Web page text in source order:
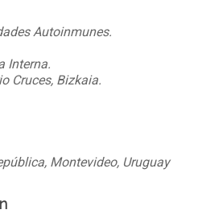
Autoinmunes.
Interna.
Cruces, Bizkaia.
Montevideo, Uruguay